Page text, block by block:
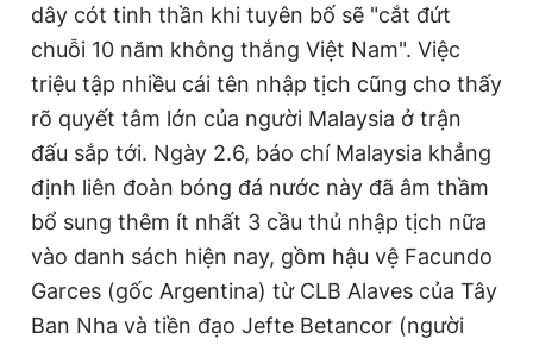
dây cót tinh thần khi tuyên bố sẽ "cắt đứt
chuỗi 10 năm không thắng Việt Nam". Việc
triệu tập nhiều cái tên nhập tịch cũng cho thấy
rõ quyết tâm lớn của người Malaysia ở trận
đấu sắp tới. Ngày 2.6, báo chí Malaysia khẳng
định liên đoàn bóng đá nước này đã âm thầm
bổ sung thêm ít nhất 3 cầu thủ nhập tịch nữa
vào danh sách hiện nay, gồm hậu vệ Facundo
Garces (gốc Argentina) từ CLB Alaves của Tây
Ban Nha và tiền đạo Jefte Betancor (người